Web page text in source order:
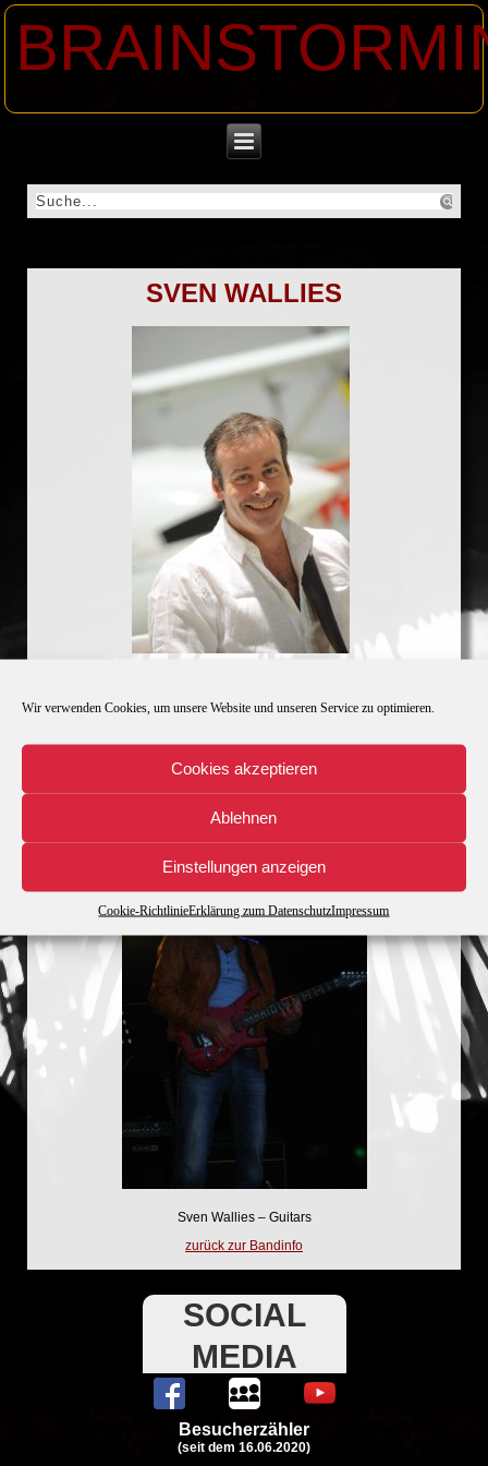
Wir verwenden Cookies, um unsere Website und unseren Service zu optimieren.
Cookies akzeptieren
Ablehnen
Einstellungen anzeigen
Cookie-RichtlinieErklärung zum DatenschutzImpressum
SVEN WALLIES
Sven Wallies – Guitars
zurück zur Bandinfo
SOCIAL
MEDIA
Besucherzähler
(seit dem 16.06.2020)